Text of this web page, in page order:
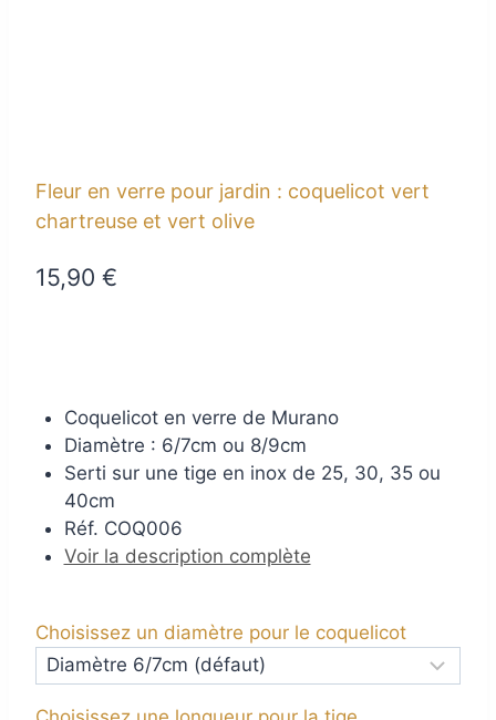
Fleur en verre pour jardin : coquelicot vert
chartreuse et vert olive
15,90 €
Coquelicot en verre de Murano
Diamètre : 6/7cm ou 8/9cm
Serti sur une tige en inox de 25, 30, 35 ou
40cm
Réf. COQ006
Voir la description complète
Choisissez un diamètre pour le coquelicot